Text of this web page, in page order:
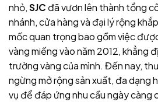
nhỏ,SJC đã vươn lên thành tổng
nhánh, cửa hàng và đại lý rộng
mốc quan trọng bao gồm việc
vàng miếng vào năm 2012, khẳng
trường vàng của mình. Đến nay,
ngừng mở rộng sản xuất, đa dạng
vụ để đáp ứng nhu cầu ngày càng